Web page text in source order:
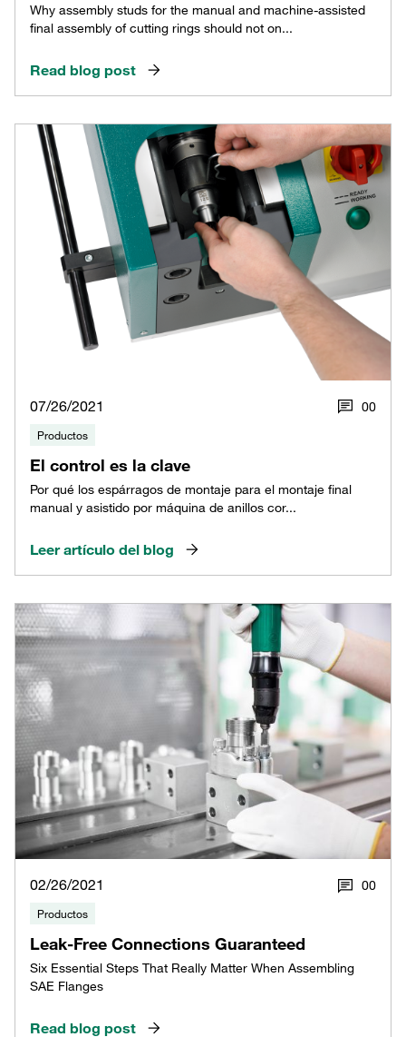
Why assembly studs for the manual and machine-assisted
final assembly of cutting rings should not on...
Read blog post
07/26/2021 00
Productos
El control es la clave
Por qué los espárragos de montaje para el montaje final
manual y asistido por máquina de anillos cor...
Leer artículo del blog
02/26/2021 00
Productos
Leak-Free Connections Guaranteed
Six Essential Steps That Really Matter When Assembling
SAE Flanges
Read blog post